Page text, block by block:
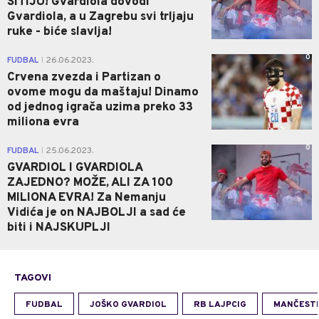
Gvardiola, a u Zagrebu svi trljaju
ruke - biće slavlja!
FUDBAL 26.06.2023.
Crvena zvezda i Partizan o
ovome mogu da maštaju! Dinamo
od jednog igrača uzima preko 33
miliona evra
0
FUDBAL 25.06.2023.
GVARDIOL I GVARDIOLA
ZAJEDNO? MOŽE, ALI ZA 100
MILIONA EVRA! Za Nemanju
Vidića je on NAJBOLJI a sad će
biti i NAJSKUPLJI
0
TAGOVI
FUDBAL JOŠKO GVARDIOL RB LAJPCIG